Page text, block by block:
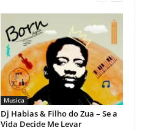
Musica
Dj Habias & Filho do Zua – Se a
Vida Decide Me Levar